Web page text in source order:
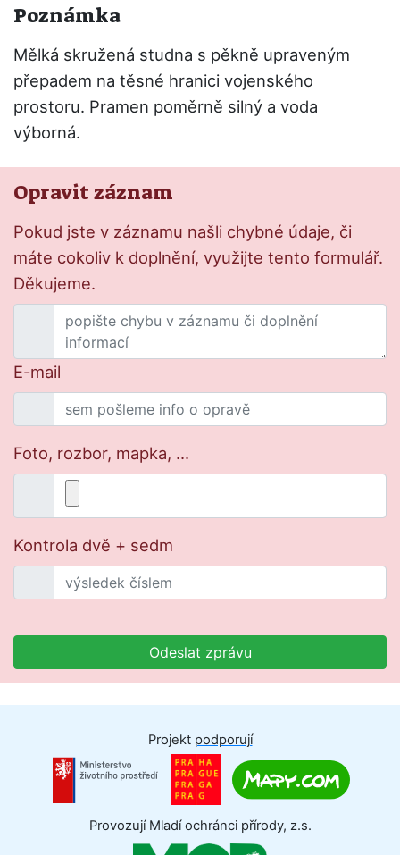
Poznámka
Mělká skružená studna s pěkně upraveným
přepadem na těsné hranici vojenského
prostoru. Pramen poměrně silný a voda
výborná.
Opravit záznam
Pokud jste v záznamu našli chybné údaje, či
máte cokoliv k doplnění, využijte tento formulář.
Děkujeme.
E-mail
Foto, rozbor, mapka, ...
Kontrola dvě + sedm
Odeslat zprávu
Projekt podporují
Provozují Mladí ochránci přírody, z.s.